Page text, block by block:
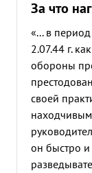
За что
«... в
2.07.44 г.
обороны
своей
он быстро и